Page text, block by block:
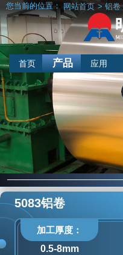
首页 产品 应用
您当前的位置： 网站首页 > 铝卷
5083铝卷
加工厚度：
0.5-8mm